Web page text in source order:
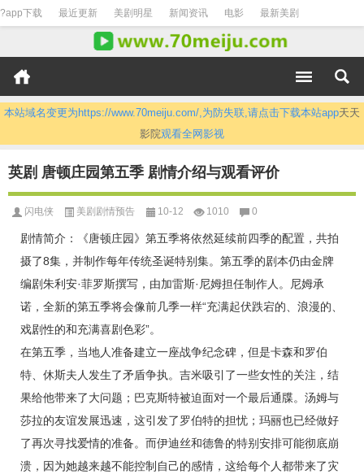
?app下载 最近更新 美剧明星 新闻资讯 电影 最新美剧
本站域名变更为https://www.70meiju.com/,为防失联,请点击下载本站app天天
影院观看全网影视
英剧 唐顿庄园第五季 剧情介绍与观看评价
闪电侠 美剧剧情预告 10-12 1010 0
剧情简介：《唐顿庄园》第五季将依然延续前四季的配置，共拍
摄了8集，并制作每年传统圣诞特别集。第五季的剧本仍由金牌
编剧朱利安·菲罗斯撰写，由加雷斯·尼姆担任制作人。尼姆承
诺，全新的第五季将会像前几季一样“充满起伏跌宕的、浪漫的、
戏剧性的和充满喜剧色彩”。
在第五季，当地人准备建立一座战争纪念碑，但是卡森和罗伯
特、休斯夫人发生了矛盾争执。吉米吸引了一些女性的关注，结
果给他带来了大问题；巴克斯特被迫面对一个最后通牒。汤姆与
莎拉的友谊发展迅速，这引发了罗伯特的担忧；玛丽也已经做好
了再次寻找爱情的准备。而伊迪丝和德鲁的特别安排可能彻底崩
溃，因为她越来越不能控制自己的感情，这给每个人都带来了灾